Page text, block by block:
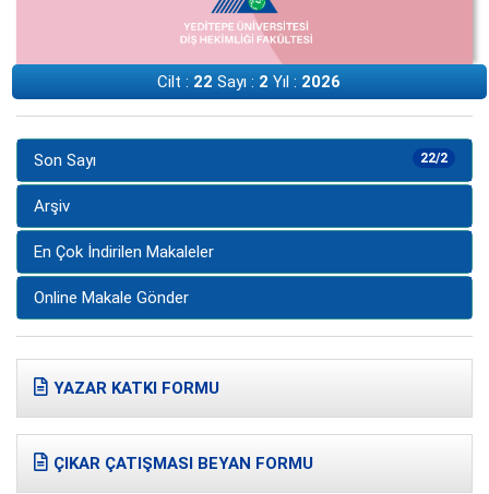
Cilt : 22 Sayı : 2 Yıl : 2026
22/2
Son Sayı
Arşiv
En Çok İndirilen Makaleler
Online Makale Gönder
YAZAR KATKI FORMU
ÇIKAR ÇATIŞMASI BEYAN FORMU